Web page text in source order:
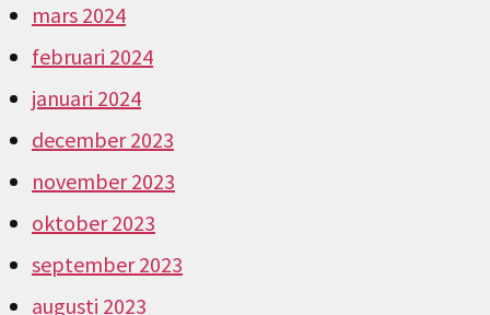
mars 2024
februari 2024
januari 2024
december 2023
november 2023
oktober 2023
september 2023
augusti 2023